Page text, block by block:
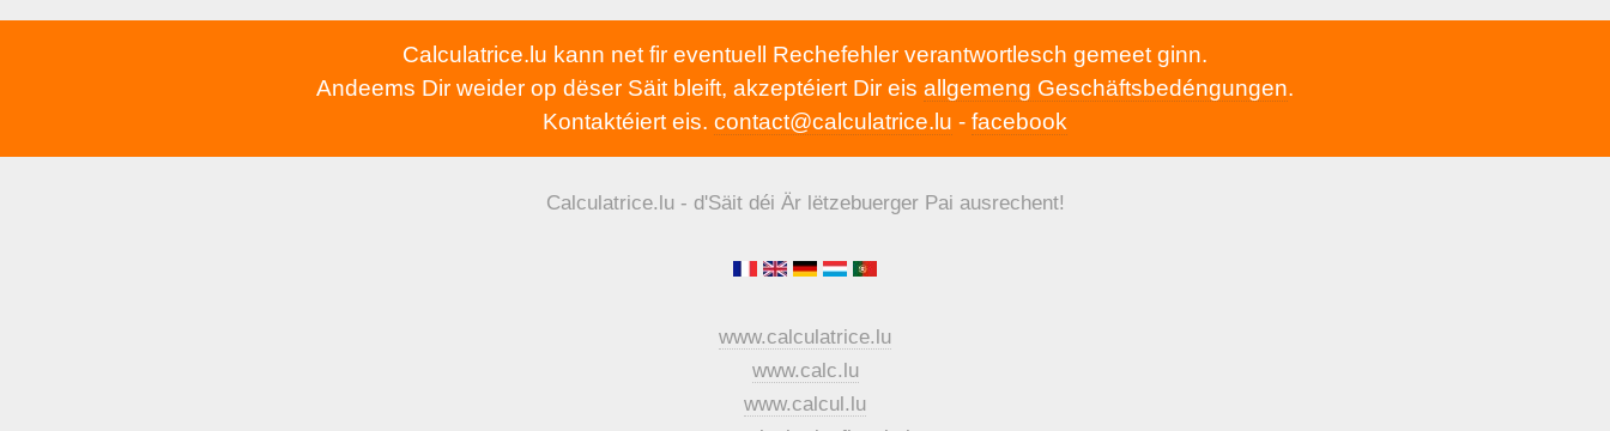
Calculatrice.lu kann net fir eventuell Rechefehler verantwortlesch gemeet ginn.
Andeems Dir weider op dëser Säit bleift, akzeptéiert Dir eis allgemeng Geschäftsbedéngungen.
Kontaktéiert eis. contact@calculatrice.lu - facebook
Calculatrice.lu - d'Säit déi Är lëtzebuerger Pai ausrechent!
www.calculatrice.lu
www.calc.lu
www.calcul.lu